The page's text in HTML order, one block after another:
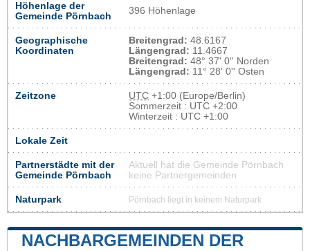
Höhenlage der
Gemeinde Pörnbach
396 Höhenlage
Geographische
Koordinaten
Breitengrad: 48.6167
Längengrad: 11.4667
Breitengrad: 48° 37' 0'' Norden
Längengrad: 11° 28' 0'' Osten
Zeitzone UTC +1:00 (Europe/Berlin)
Sommerzeit : UTC +2:00
Winterzeit : UTC +1:00
Lokale Zeit
Partnerstädte mit der
Gemeinde Pörnbach
Aktuell hat die Gemeinde Pörnbach
keine Partnergemeinden
Naturpark Pörnbach liegt in keinem Naturpark
NACHBARGEMEINDEN DER